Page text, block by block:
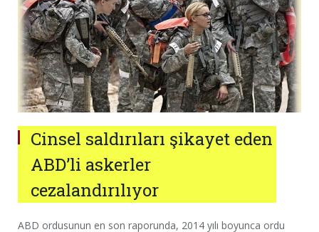
Cinsel saldırıları şikayet eden
ABD’li askerler
cezalandırılıyor
ABD ordusunun en son raporunda, 2014 yılı boyunca ordu